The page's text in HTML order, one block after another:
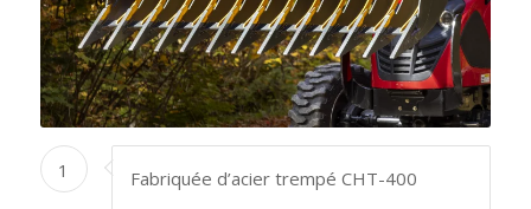
1 Fabriquée d’acier trempé CHT-400